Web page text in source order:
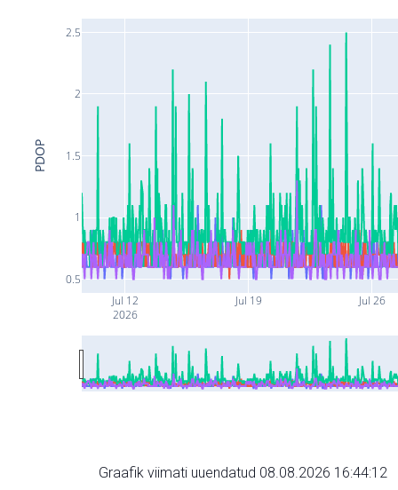
Jul 12
2026
Jul 19 Jul 26
0.5
1
1.5
2
2.5
PDOP
Graafik viimati uuendatud 08.08.2026 16:44:12